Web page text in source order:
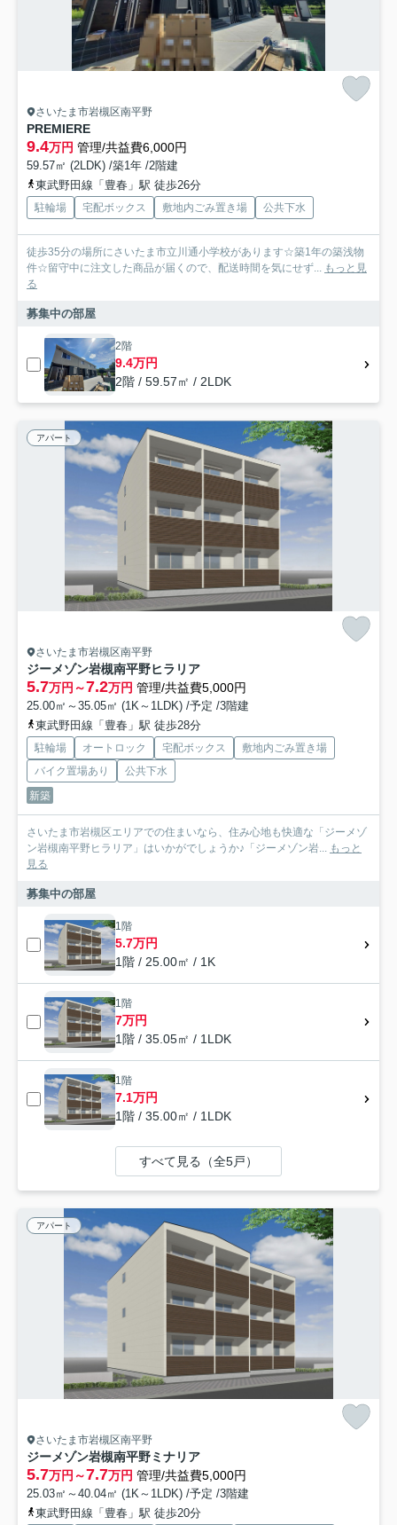
さいたま市岩槻区南平野
PREMIERE
9.4万円 管理/共益費6,000円
59.57㎡ (2LDK) /築1年 /2階建
東武野田線「豊春」駅 徒歩26分
駐輪場 宅配ボックス 敷地内ごみ置き場 公共下水
徒歩35分の場所にさいたま市立川通小学校があります☆築1年の築浅物
件☆留守中に注文した商品が届くので、配送時間を気にせず... もっと見
る
募集中の部屋
2階
9.4万円
2階 / 59.57㎡ / 2LDK
アパート
さいたま市岩槻区南平野
ジーメゾン岩槻南平野ヒラリア
5.7万円～7.2万円 管理/共益費5,000円
25.00㎡～35.05㎡ (1K～1LDK) /予定 /3階建
東武野田線「豊春」駅 徒歩28分
駐輪場 オートロック 宅配ボックス
敷地内ごみ置き場
バイク置場あり
公共下水
新築
さいたま市岩槻区エリアでの住まいなら、住み心地も快適な「ジーメゾ
ン岩槻南平野ヒラリア」はいかがでしょうか♪「ジーメゾン岩... もっと
見る
募集中の部屋
1階
5.7万円
1階 / 25.00㎡ / 1K
1階
7万円
1階 / 35.05㎡ / 1LDK
1階
7.1万円
1階 / 35.00㎡ / 1LDK
すべて見る（全5戸）
アパート
さいたま市岩槻区南平野
ジーメゾン岩槻南平野ミナリア
5.7万円～7.7万円 管理/共益費5,000円
25.03㎡～40.04㎡ (1K～1LDK) /予定 /3階建
東武野田線「豊春」駅 徒歩20分